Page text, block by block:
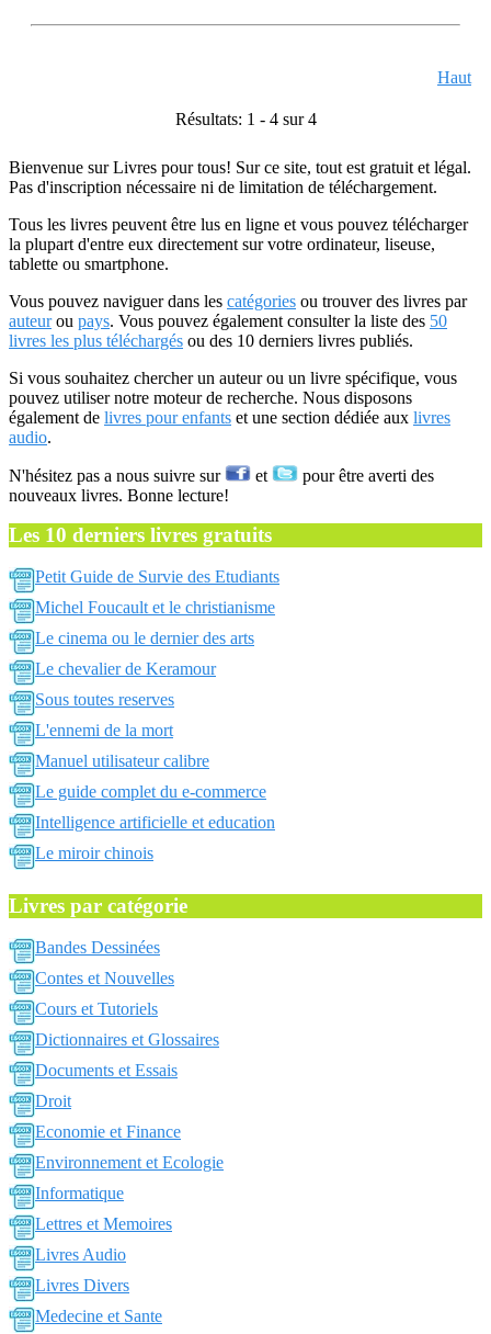
Haut
Résultats: 1 - 4 sur 4
Bienvenue sur Livres pour tous! Sur ce site, tout est gratuit et légal.
Pas d'inscription nécessaire ni de limitation de téléchargement.
Tous les livres peuvent être lus en ligne et vous pouvez télécharger
la plupart d'entre eux directement sur votre ordinateur, liseuse,
tablette ou smartphone.
Vous pouvez naviguer dans les catégories ou trouver des livres par
auteurou pays. Vous pouvez également consulter la liste des 50
livres les plus téléchargés ou des 10 derniers livres publiés.
Si vous souhaitez chercher un auteur ou un livre spécifique, vous
pouvez utiliser notre moteur de recherche. Nous disposons
également de livres pour enfants et une section dédiée aux livres
audio.
N'hésitez pas a nous suivre sur et
pour être averti des
nouveaux livres. Bonne lecture!
Les 10 derniers livres gratuits
Petit Guide de Survie des Etudiants
Michel Foucault et le christianisme
Le cinema ou le dernier des arts
Le chevalier de Keramour
Sous toutes reserves
L'ennemi de la mort
Manuel utilisateur calibre
Le guide complet du e-commerce
Intelligence artificielle et education
Le miroir chinois
Livres par catégorie
Bandes Dessinées
Contes et Nouvelles
Cours et Tutoriels
Dictionnaires et Glossaires
Documents et Essais
Droit
Economie et Finance
Environnement et Ecologie
Informatique
Lettres et Memoires
Livres Audio
Livres Divers
Medecine et Sante